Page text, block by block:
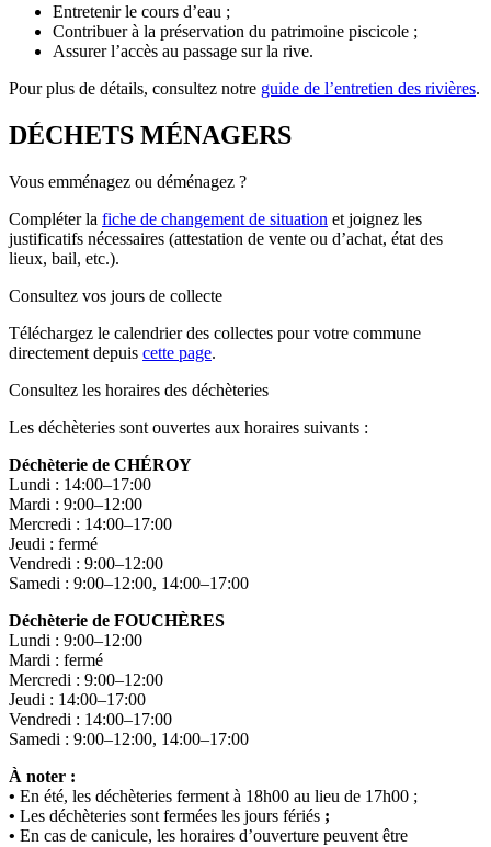
Entretenir le cours d’eau ;
Contribuer à la préservation du patrimoine piscicole ;
Assurer l’accès au passage sur la rive.
Pour plus de détails, consultez notre guide de l’entretien des rivières.
DÉCHETS MÉNAGERS
Vous emménagez ou déménagez ?
Compléter la fiche de changement de situation et joignez les
justificatifs nécessaires (attestation de vente ou d’achat, état des
lieux, bail, etc.).
Consultez vos jours de collecte
Téléchargez le calendrier des collectes pour votre commune
directement depuis cette page.
Consultez les horaires des déchèteries
Les déchèteries sont ouvertes aux horaires suivants :
Déchèterie de CHÉROY
Lundi : 14:00–17:00
Mardi : 9:00–12:00
Mercredi : 14:00–17:00
Jeudi : fermé
Vendredi : 9:00–12:00
Samedi : 9:00–12:00, 14:00–17:00
Déchèterie de FOUCHÈRES
Lundi : 9:00–12:00
Mardi : fermé
Mercredi : 9:00–12:00
Jeudi : 14:00–17:00
Vendredi : 14:00–17:00
Samedi : 9:00–12:00, 14:00–17:00
À noter :
• En été, les déchèteries ferment à 18h00 au lieu de 17h00 ;
• Les déchèteries sont fermées les jours fériés ;
• En cas de canicule, les horaires d’ouverture peuvent être